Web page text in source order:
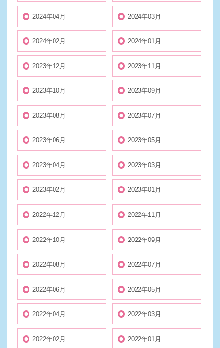
2024年04月 2024年03月
2024年02月 2024年01月
2023年12月 2023年11月
2023年10月 2023年09月
2023年08月 2023年07月
2023年06月 2023年05月
2023年04月 2023年03月
2023年02月 2023年01月
2022年12月 2022年11月
2022年10月 2022年09月
2022年08月 2022年07月
2022年06月 2022年05月
2022年04月 2022年03月
2022年02月 2022年01月